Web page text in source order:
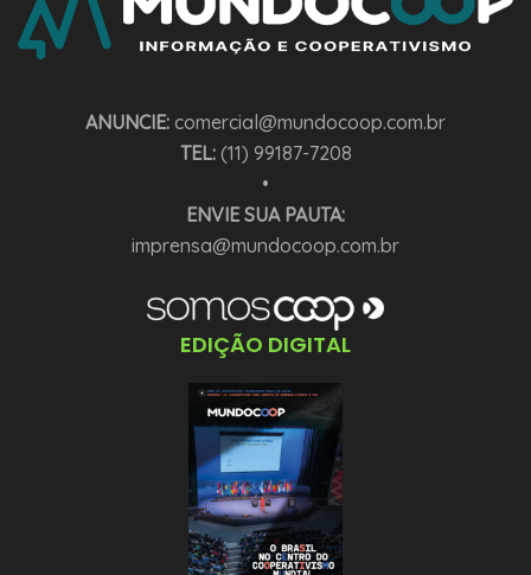
ANUNCIE: comercial@mundocoop.com.br
TEL:(11) 99187-7208
•
ENVIE SUA PAUTA:
imprensa@mundocoop.com.br
EDIÇÃO DIGITAL